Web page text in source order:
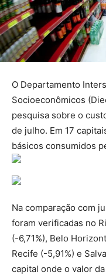
O Departamento
Socioeconômicos
pesquisa sobre o
de julho. Em 17
básicos consumidos
Na comparação com
foram verificadas no
(-6,71%), Belo
Recife (-5,91%) e
capital onde o valor